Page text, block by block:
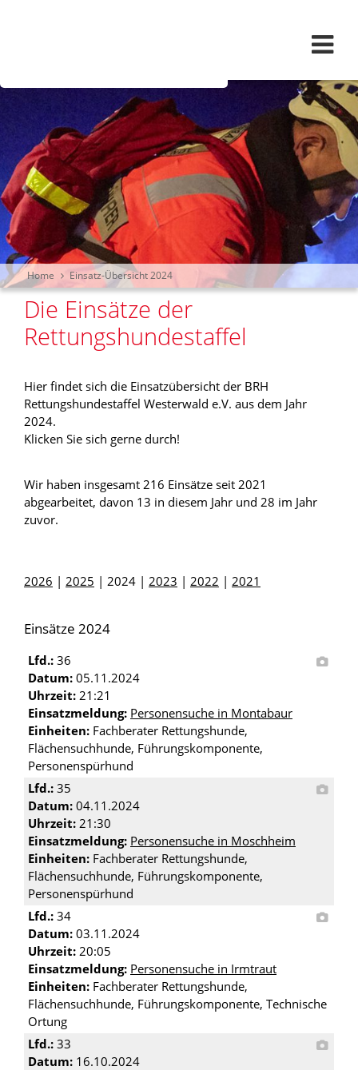
Home Einsatz-Übersicht 2024
Die Einsätze der
Rettungshundestaffel
Hier findet sich die Einsatzübersicht der BRH
Rettungshundestaffel Westerwald e.V. aus dem Jahr
2024.
Klicken Sie sich gerne durch!
Wir haben insgesamt 216 Einsätze seit 2021
abgearbeitet, davon 13 in diesem Jahr und 28 im Jahr
zuvor.
2026 | 2025 | 2024 | 2023 | 2022 | 2021
Einsätze 2024
Lfd.: 36
Datum: 05.11.2024
Uhrzeit: 21:21
Einsatzmeldung: Personensuche in Montabaur
Einheiten: Fachberater Rettungshunde,
Flächensuchhunde, Führungskomponente,
Personenspürhund
Lfd.: 35
Datum: 04.11.2024
Uhrzeit: 21:30
Einsatzmeldung: Personensuche in Moschheim
Einheiten: Fachberater Rettungshunde,
Flächensuchhunde, Führungskomponente,
Personenspürhund
Lfd.: 34
Datum: 03.11.2024
Uhrzeit: 20:05
Einsatzmeldung: Personensuche in Irmtraut
Einheiten: Fachberater Rettungshunde,
Flächensuchhunde, Führungskomponente, Technische
Ortung
Lfd.: 33
Datum: 16.10.2024